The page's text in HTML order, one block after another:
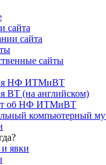
сайта
сайта
сайты
НФ ИТМиВТ
ВТ (на английском)
об НФ ИТМиВТ
компьютерный
явки